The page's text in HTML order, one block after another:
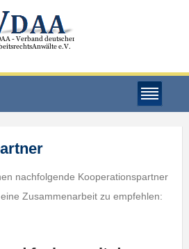
nachfolgende Kooperationspartner
Zusammenarbeit zu empfehlen: